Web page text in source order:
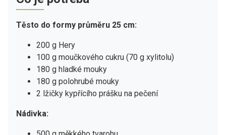
Těsto do formy průměru 25 cm:
200 g Hery
100 g moučkového cukru (70 g xylitolu)
180 g hladké mouky
180 g polohrubé mouky
2 lžičky kypřícího prášku na pečení
Nádivka: